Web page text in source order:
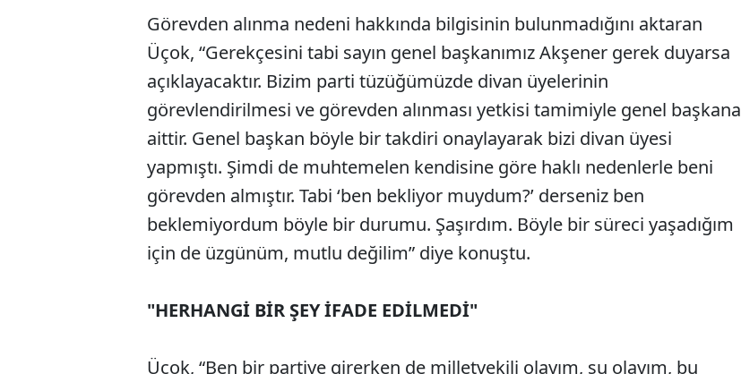
Görevden alınma nedeni hakkında bilgisinin bulunmadığını aktaran
Üçok, “Gerekçesini tabi sayın genel başkanımız Akşener gerek duyarsa
açıklayacaktır. Bizim parti tüzüğümüzde divan üyelerinin
görevlendirilmesi ve görevden alınması yetkisi tamimiyle genel başkana
aittir. Genel başkan böyle bir takdiri onaylayarak bizi divan üyesi
yapmıştı. Şimdi de muhtemelen kendisine göre haklı nedenlerle beni
görevden almıştır. Tabi ‘ben bekliyor muydum?’ derseniz ben
beklemiyordum böyle bir durumu. Şaşırdım. Böyle bir süreci yaşadığım
için de üzgünüm, mutlu değilim” diye konuştu.
"HERHANGİ BİR ŞEY İFADE EDİLMEDİ"
Üçok, “Ben bir partiye girerken de milletvekili olayım, şu olayım, bu